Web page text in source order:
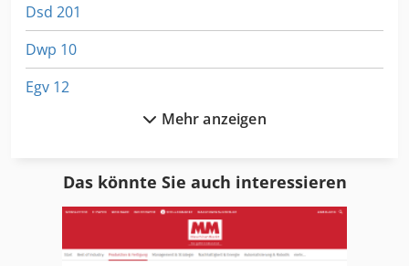
Dsd 201
Dwp 10
Egv 12
Mehr anzeigen
Das könnte Sie auch interessieren